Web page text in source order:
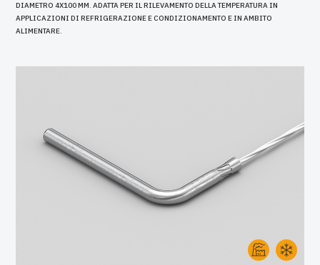
DIAMETRO 4X100 MM. ADATTA PER IL RILEVAMENTO DELLA TEMPERATURA IN
APPLICAZIONI DI REFRIGERAZIONE E CONDIZIONAMENTO E IN AMBITO
ALIMENTARE.